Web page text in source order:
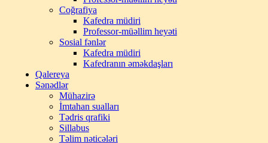
Coğrafiya
Kafedra müdiri
Professor-müəllim heyəti
Sosial fənlər
Kafedra müdiri
Kafedranın əməkdaşları
Qalereya
Sənədlər
Mühazirə
İmtahan sualları
Tədris qrafiki
Sillabus
Təlim nəticələri